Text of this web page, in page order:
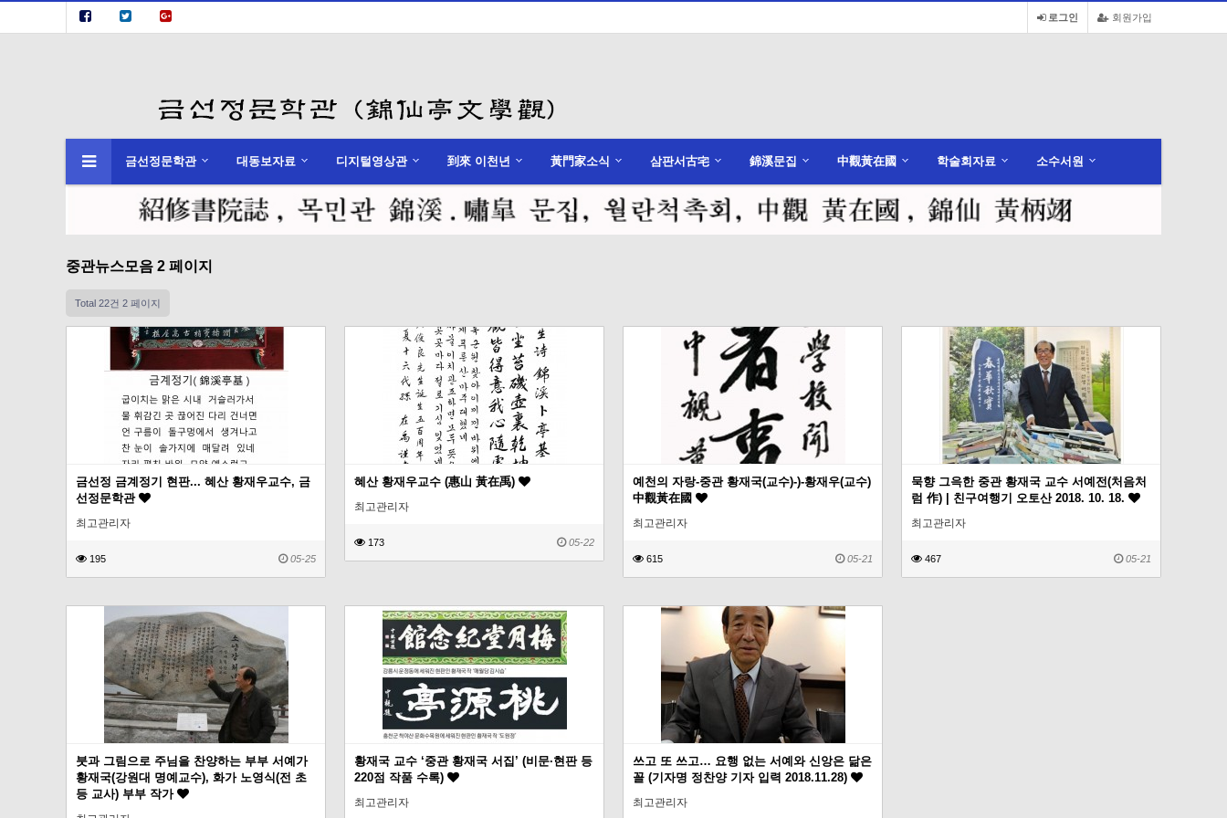
회원가입
로그인
금선정문학관 대동보자료 디지털영상관 到來 이천년 黃門家소식 삼판서古宅 錦溪문집
中觀黃在國
학술회자료
소수서원
중관뉴스모음 2 페이지
Total 22건 2 페이지
금선정 금계정기 현판... 혜산 황재우교수, 금
선정문학관
최고관리자
195 05-25
혜산 황재우교수 (惠山 黃在禹)
최고관리자
173 05-22
예천의 자랑-중관 황재국(교수)-)-황재우(교수)
中觀黃在國
최고관리자
615 05-21
묵향 그윽한 중관 황재국 교수 서예전(처음처
럼 作) | 친구여행기 오토산 2018. 10. 18.
최고관리자
467 05-21
붓과 그림으로 주님을 찬양하는 부부 서예가
황재국(강원대 명예교수), 화가 노영식(전 초
등 교사) 부부 작가
황재국 교수 ‘중관 황재국 서집’ (비문·현판 등
220점 작품 수록)
최고관리자
쓰고 또 쓰고… 요행 없는 서예와 신앙은 닮은
꼴 (기자명 정찬양 기자 입력 2018.11.28)
최고관리자